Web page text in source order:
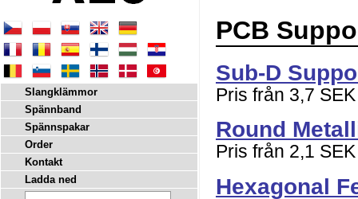
PCB
Sub-D
Pris från 3,7 SEK
Round
Pris från 2,1 SEK
Hexagonal
Slangklämmor
Spännband
Spännspakar
Order
Kontakt
Ladda ned